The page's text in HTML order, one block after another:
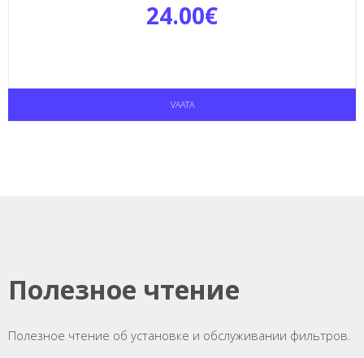
24.00€
VAATA
Полезное чтение
Полезное чтение об установке и обслуживании фильтров.